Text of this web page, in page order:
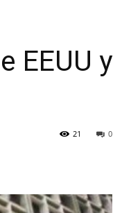
Claras
EEUU y
0
21